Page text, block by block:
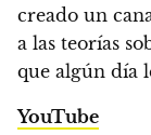
creado un
a las teorías
que algún día
YouTube